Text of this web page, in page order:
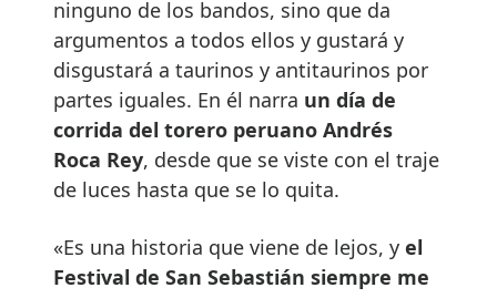
ninguno de los bandos, sino que da
argumentos a todos ellos y gustará y
disgustará a taurinos y antitaurinos por
partes iguales. En él narra un día de
corrida del torero peruano Andrés
Roca Rey, desde que se viste con el traje
de luces hasta que se lo quita.
«Es una historia que viene de lejos, y el
Festival de San Sebastián siempre me